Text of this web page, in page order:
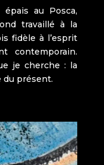
au Posca,
travaillé à la
fidèle à l’esprit
contemporain.
je cherche : la
du présent.